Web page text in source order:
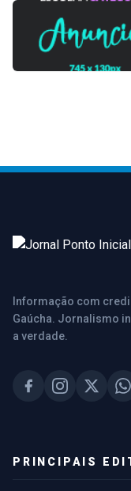
Informação com
Gaúcha. Jornalismo
a verdade.
PRINCIPAIS